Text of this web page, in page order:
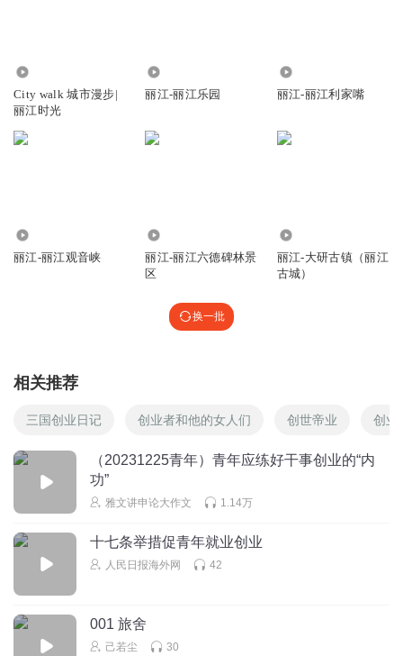
City walk 城市漫步|
丽江时光
丽江-丽江乐园 丽江-丽江利家嘴
丽江-丽江观音峡
丽江-丽江六德碑林景
区
丽江-大研古镇（丽江
古城）
换一批
相关推荐
三国创业日记 创业者和他的女人们 创世帝业 创业
（20231225青年）青年应练好干事创业的“内
功”
雅文讲申论大作文 1.14万
十七条举措促青年就业创业
人民日报海外网 42
001 旅舍
己若尘 30